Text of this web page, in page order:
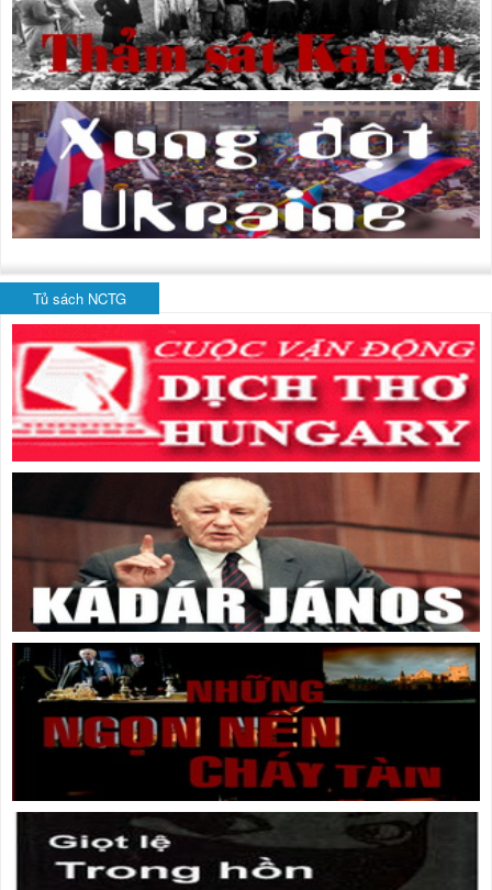
Tủ sách NCTG